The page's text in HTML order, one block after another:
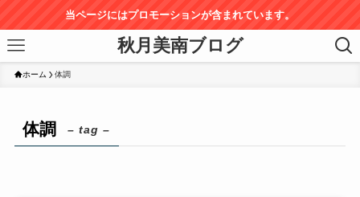
当ページにはプロモーションが含まれています。
秋月美南ブログ
ホーム 体調
体調 – tag –